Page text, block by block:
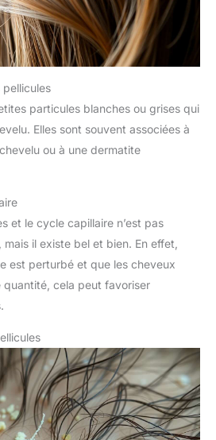
pellicules
particules blanches ou grises qui
Elles sont souvent associées à
ou à une dermatite
et le cycle capillaire n’est pas
il existe bel et bien. En effet,
est perturbé et que les cheveux
cela peut favoriser